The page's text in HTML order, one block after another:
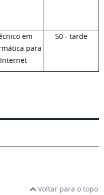
em
para
Internet
50 - tarde
Voltar para o topo